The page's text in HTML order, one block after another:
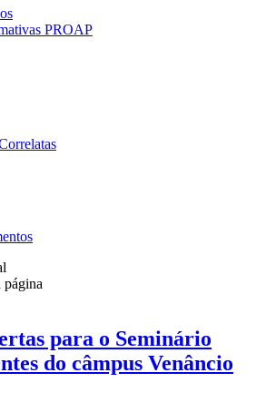
PROAP
para o Seminário
do câmpus Venâncio